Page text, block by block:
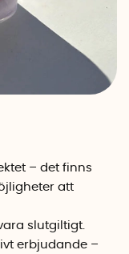
– det finns
att
slutgiltigt.
erbjudande –